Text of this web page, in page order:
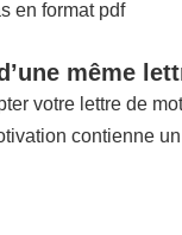
en format pdf
même
votre lettre de
contienne